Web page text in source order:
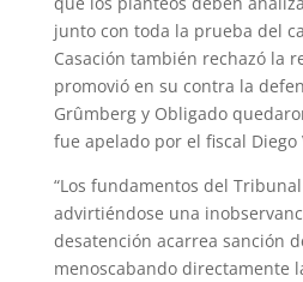
junto con toda la prueba del
Casación también rechazó la
promovió en su contra la
Grûmberg y Obligado
fue apelado por el fiscal Diego
“Los fundamentos del
advirtiéndose una
desatención acarrea sanción
menoscabando directamente